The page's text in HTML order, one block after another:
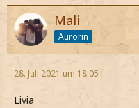
Mali
Aurorin
28. Juli 2021 um 18:05
Livia